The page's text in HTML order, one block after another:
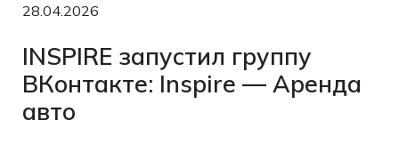
28.04.2026
INSPIRE запустил группу
ВКонтакте: Inspire — Аренда
авто